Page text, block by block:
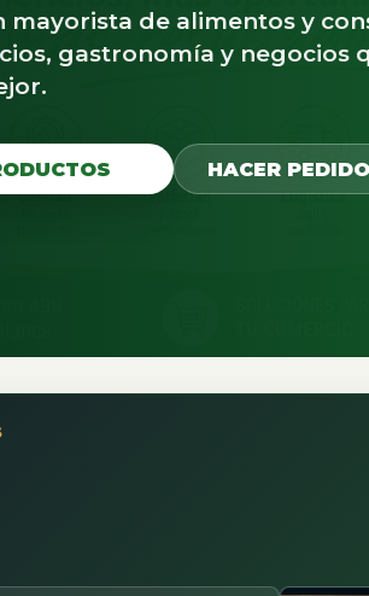
mayorista de alimentos y
gastronomía y negocios
HACER PEDIDO